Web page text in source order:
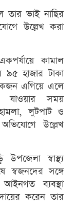
ভাই নাছির
উল্লেখ করা
কামাল
৯৫ হাজার টাকা
এগিয়ে এলে
যাওয়ার সময়
লুটপাট ও
উল্লেখ
স্বাস্থ্য
স্বজনদের সঙ্গে
ব্যবস্থা
করেন তার